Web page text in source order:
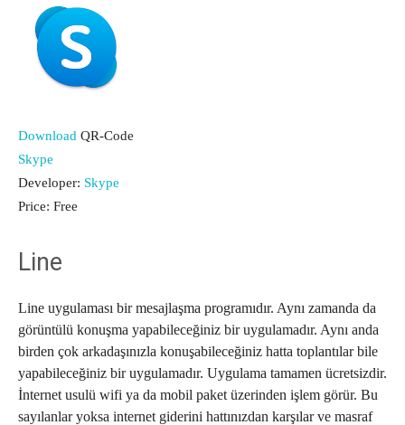
Download QR-Code
Skype
Developer: Skype
Price: Free
Line
Line uygulaması bir mesajlaşma programıdır. Aynı zamanda da
görüntülü konuşma yapabileceğiniz bir uygulamadır. Aynı anda
birden çok arkadaşınızla konuşabileceğiniz hatta toplantılar bile
yapabileceğiniz bir uygulamadır. Uygulama tamamen ücretsizdir.
İnternet usulü wifi ya da mobil paket üzerinden işlem görür. Bu
sayılanlar yoksa internet giderini hattınızdan karşılar ve masraf